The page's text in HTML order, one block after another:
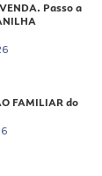
Passo a
FAMILIAR do